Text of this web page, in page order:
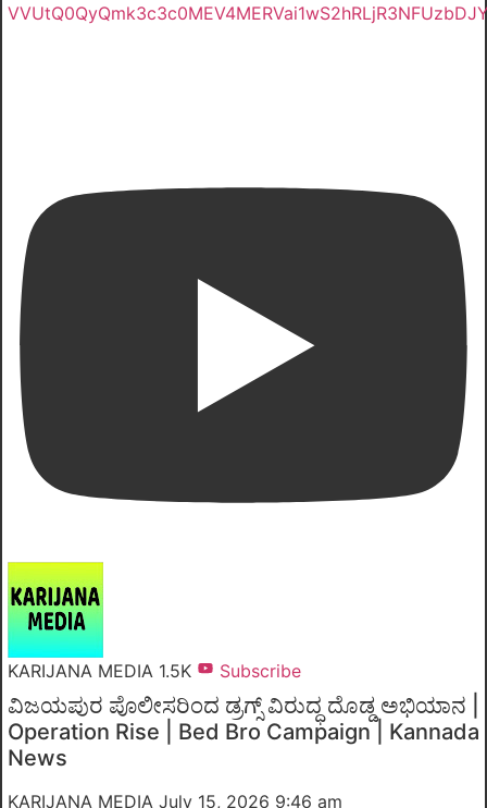
KARIJANA MEDIA 1.5K Subscribe
ವಿಜಯಪುರ ಪೊಲೀಸರಿಂದ ಡ್ರಗ್ಸ್ ವಿರುದ್ಧ ದೊಡ್ಡ ಅಭಿಯಾನ |
Operation Rise | Bed Bro Campaign | Kannada
News
KARIJANA MEDIA July 15, 2026 9:46 am